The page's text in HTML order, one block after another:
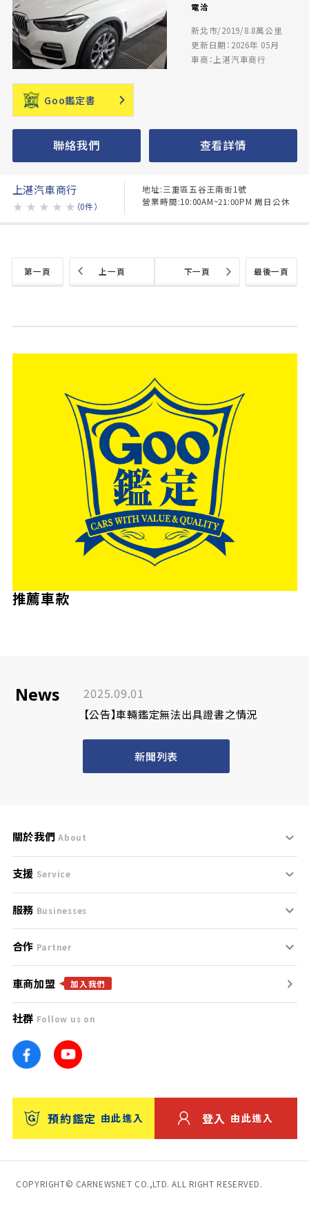
電洽
新北市/2019/8.8萬公里
更新日期：2026年 05月
車商：上湛汽車商行
Goo鑑定書
聯絡我們 查看詳情
上湛汽車商行
★ ★ ★ ★ ★ （0件）
地址:三重區五谷王南街1號
營業時間:10:00AM~21:00PM 周日公休
第一頁 最後一頁
上一頁 下一頁
推薦車款
News 2025.09.01
【公告】車輛鑑定無法出具證書之情況
新聞列表
關於我們 About
刊登規範
服務條款
免責聲明
隱私權政策
團隊
車訊網
台灣優良中古車商大獎
支援 Service
支援中心
聯絡我們
服務 Businesses
什麼是Goo鑑定？
找好車
找好店
找海外車
消費者評價
保固
合作 Partner
合作夥伴
廣告合作
車商加盟 加入我們
社群 Follow us on
預約鑑定 由此進入 登入 由此進入
COPYRIGHT© CARNEWSNET CO.,LTD. ALL RIGHT RESERVED.